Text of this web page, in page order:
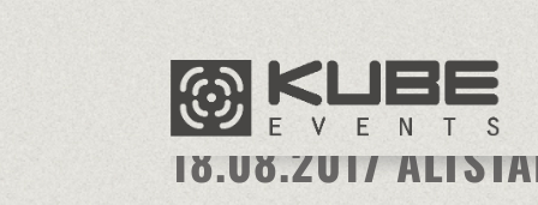
18.08.2017